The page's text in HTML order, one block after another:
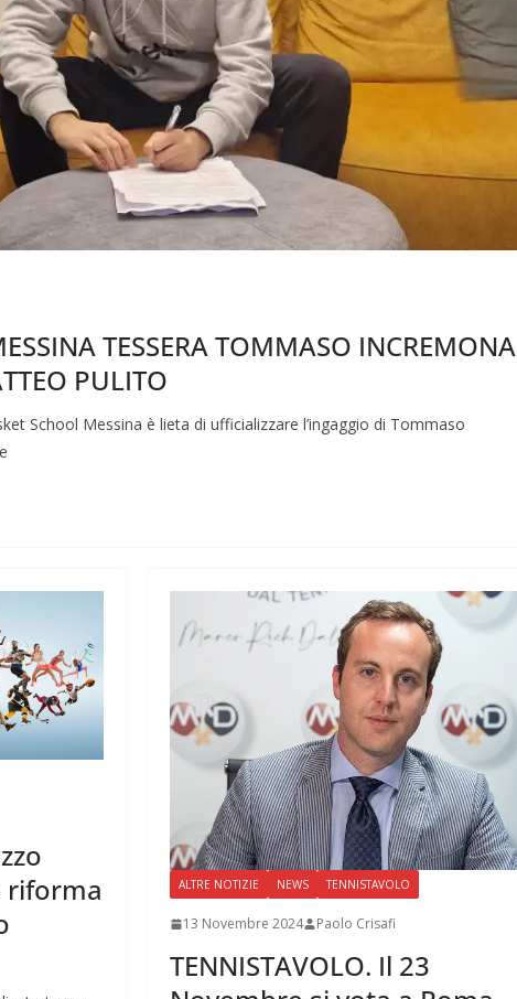
TESSERA TOMMASO INCREMONA
PULITO
School Messina è lieta di ufficializzare l’ingaggio di Tommaso
riforma
ALTRE NOTIZIE NEWS TENNISTAVOLO
13 Novembre 2024 Paolo Crisafi
TENNISTAVOLO. Il 23